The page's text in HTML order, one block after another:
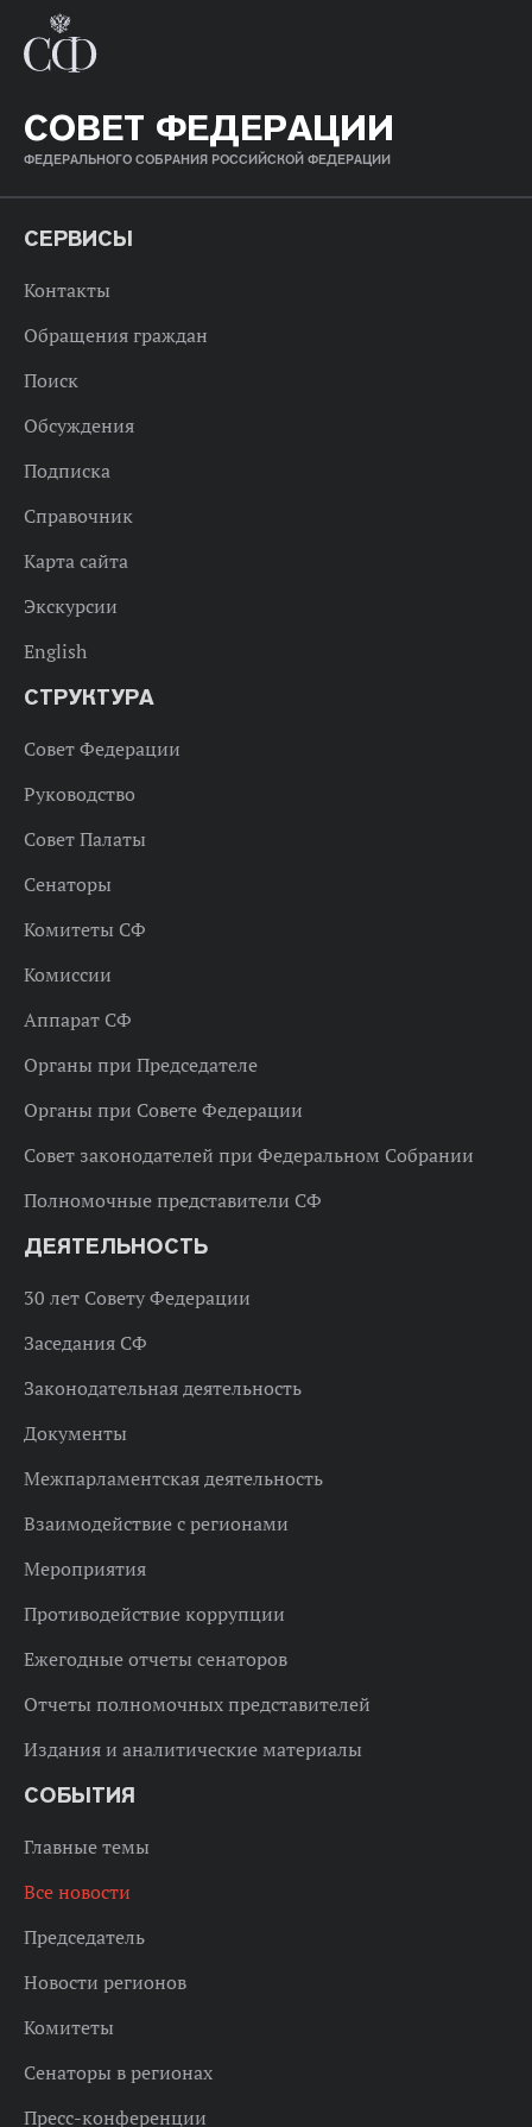
СОВЕТ ФЕДЕРАЦИИ
ФЕДЕРАЛЬНОГО СОБРАНИЯ РОССИЙСКОЙ ФЕДЕРАЦИИ
СЕРВИСЫ
Контакты
Обращения граждан
Поиск
Обсуждения
Подписка
Справочник
Карта сайта
Экскурсии
English
СТРУКТУРА
Совет Федерации
Руководство
Совет Палаты
Сенаторы
Комитеты СФ
Комиссии
Аппарат СФ
Органы при Председателе
Органы при Совете Федерации
Совет законодателей при Федеральном Собрании
Полномочные представители СФ
ДЕЯТЕЛЬНОСТЬ
30 лет Совету Федерации
Заседания СФ
Законодательная деятельность
Документы
Межпарламентская деятельность
Взаимодействие с регионами
Мероприятия
Противодействие коррупции
Ежегодные отчеты сенаторов
Отчеты полномочных представителей
Издания и аналитические материалы
СОБЫТИЯ
Главные темы
Все новости
Председатель
Новости регионов
Комитеты
Сенаторы в регионах
Пресс-конференции